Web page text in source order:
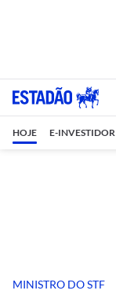
HOJE E-INVESTIDOR
MINISTRO DO STF